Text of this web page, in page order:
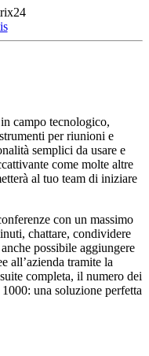
campo tecnologico,
per riunioni e
semplici da usare e
come molte altre
al tuo team di iniziare
con un massimo
chattare, condividere
possibile aggiungere
all’azienda tramite la
completa, il numero dei
una soluzione perfetta